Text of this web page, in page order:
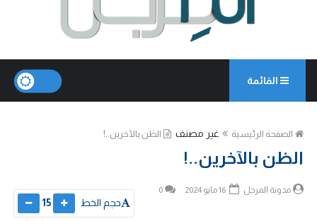
القائمة
الصفحة الرئيسية غير مصنف الظن بالآخرين..!
الظن بالآخرين..!
مدونة المرجل 0
حجم الخط 15